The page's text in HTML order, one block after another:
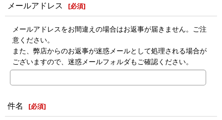
メールアドレス [必須]
メールアドレスをお間違えの場合はお返事が届きません。ご注
意ください。
また、弊店からのお返事が迷惑メールとして処理される場合が
ございますので、迷惑メールフォルダもご確認ください。
件名 [必須]